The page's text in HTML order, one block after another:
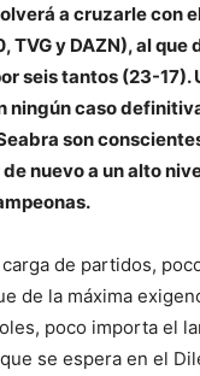
a cruzarle con
TVG y DAZN), al que
seis tantos (23-17).
ningún caso
son
nuevo a un alto
de partidos,
de la máxima
poco importa el
se espera en el